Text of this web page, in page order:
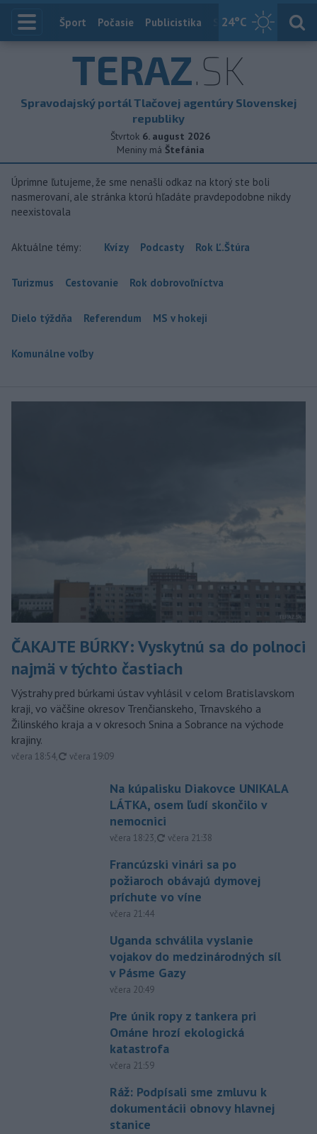
24°C
Index
Šport Počasie Publicistika Slovensko
TERAZ.SK
Spravodajský portál Tlačovej agentúry Slovenskej
republiky
Štvrtok 6. august 2026
Meniny má Štefánia
Úprimne ľutujeme, že sme nenašli odkaz na ktorý ste boli
nasmerovaní, ale stránka ktorú hľadáte pravdepodobne nikdy
neexistovala
Aktuálne témy: Kvízy Podcasty Rok Ľ.Štúra
Turizmus Cestovanie Rok dobrovoľníctva
Dielo týždňa Referendum MS v hokeji
Komunálne voľby
ČAKAJTE BÚRKY: Vyskytnú sa do polnoci
najmä v týchto častiach
Výstrahy pred búrkami ústav vyhlásil v celom Bratislavskom
kraji, vo väčšine okresov Trenčianskeho, Trnavského a
Žilinského kraja a v okresoch Snina a Sobrance na východe
krajiny.
včera 18:54, aktualizované
včera 19:09
Na kúpalisku Diakovce UNIKALA
LÁTKA, osem ľudí skončilo v
nemocnici
včera 18:23, aktualizované
včera 21:38
Francúzski vinári sa po
požiaroch obávajú dymovej
príchute vo víne
včera 21:44
Uganda schválila vyslanie
vojakov do medzinárodných síl
v Pásme Gazy
včera 20:49
Pre únik ropy z tankera pri
Ománe hrozí ekologická
katastrofa
včera 21:59
Ráž: Podpísali sme zmluvu k
dokumentácii obnovy hlavnej
stanice